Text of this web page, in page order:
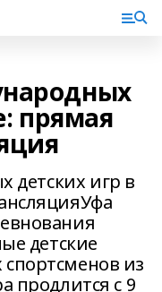
прямая
детских игр в
детские
из
продлится с 9